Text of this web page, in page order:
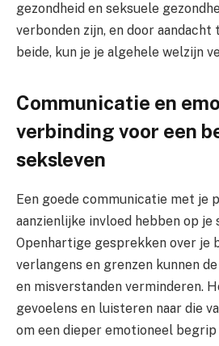
gezondheid en seksuele
verbonden zijn, en door aandacht
beide, kun je je algehele welzijn
Communicatie en
verbinding voor een
seksleven
Een goede communicatie met je
aanzienlijke invloed hebben op je
Openhartige gesprekken over je
verlangens en grenzen kunnen
en misverstanden verminderen.
gevoelens en luisteren naar die
om een dieper emotioneel